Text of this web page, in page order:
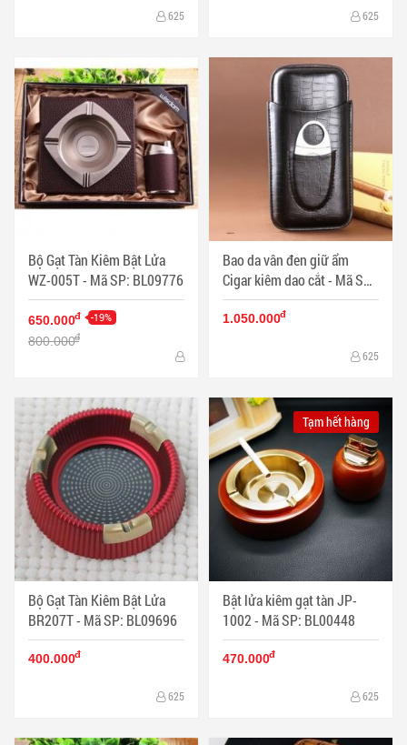
625 625
Bộ Gạt Tàn Kiêm Bật Lửa
WZ-005T - Mã SP: BL09776
650.000đ -19%
800.000đ
Bao da vân đen giữ ẩm
Cigar kiêm dao cắt - Mã SP:
PKXG063
1.050.000đ
625
Bộ Gạt Tàn Kiêm Bật Lửa
BR207T - Mã SP: BL09696
400.000đ
625
Bật lửa kiêm gạt tàn JP-
1002 - Mã SP: BL00448
Tạm hết hàng
470.000đ
625